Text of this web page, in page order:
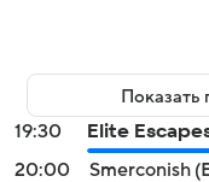
Показать
19:30
Elite
20:00
Smerconish